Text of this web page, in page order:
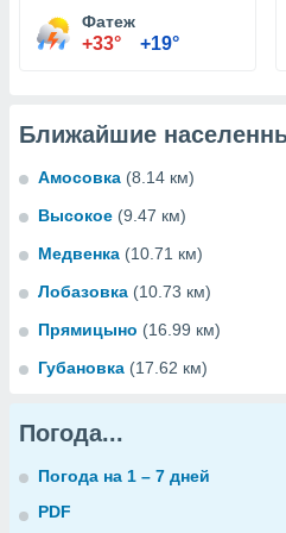
Фатеж
+33° +19°
Ближайшие
Амосовка (8.14 км)
Высокое (9.47 км)
Медвенка (10.71 км)
Лобазовка (10.73 км)
Прямицыно (16.99 км)
Губановка (17.62 км)
Погода...
Погода на 1 – 7 дней
PDF